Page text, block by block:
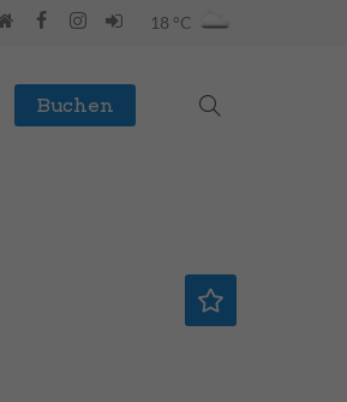
18 °C
Buchen